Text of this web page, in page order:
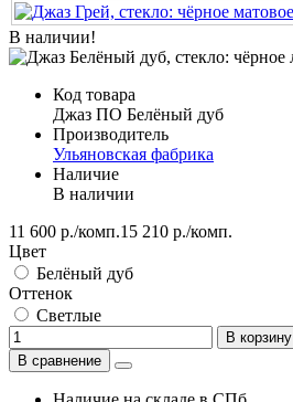
В наличии!
Код товара
Джаз ПО Белёный дуб
Производитель
Ульяновская фабрика
Наличие
В наличии
11 600 р./комп.15 210 р./комп.
Цвет
Белёный дуб
Оттенок
Светлые
В корзину
В сравнение